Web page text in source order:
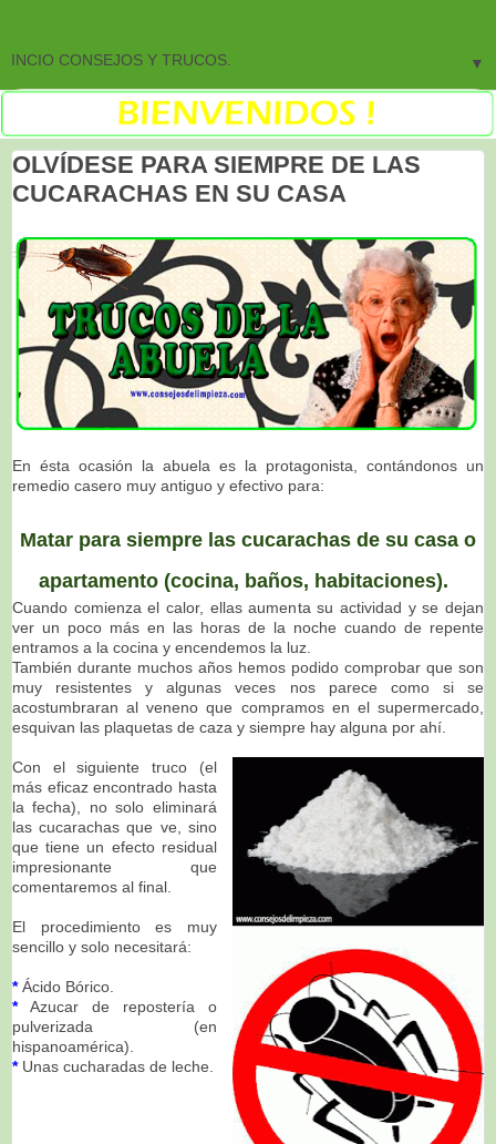
▼
OLVÍDESE PARA SIEMPRE DE LAS
CUCARACHAS EN SU CASA
En ésta ocasión la abuela es la protagonista, contándonos un
remedio casero muy antiguo y efectivo para:
Matar para siempre las cucarachas de su casa o
apartamento (cocina, baños, habitaciones).
Cuando comienza el calor, ellas aumenta su actividad y se dejan
ver un poco más en las horas de la noche cuando de repente
entramos a la cocina y encendemos la luz.
También durante muchos años hemos podido comprobar que son
muy resistentes y algunas veces nos parece como si se
acostumbraran al veneno que compramos en el supermercado,
esquivan las plaquetas de caza y siempre hay alguna por ahí.
Con el siguiente truco (el
más eficaz encontrado hasta
la fecha), no solo eliminará
las cucarachas que ve, sino
que tiene un efecto residual
impresionante que
comentaremos al final.
El procedimiento es muy
sencillo y solo necesitará:
*Ácido Bórico.
*Azucar de repostería o
pulverizada (en
hispanoamérica).
*Unas cucharadas de leche.